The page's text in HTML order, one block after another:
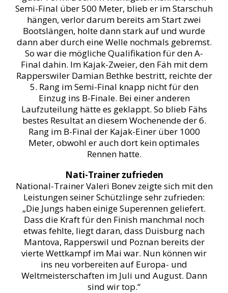
Semi-Final über 500 Meter, blieb er im Starschuh
hängen, verlor darum bereits am Start zwei
Bootslängen, holte dann stark auf und wurde
dann aber durch eine Welle nochmals gebremst.
So war die mögliche Qualifikation für den A-
Final dahin. Im Kajak-Zweier, den Fäh mit dem
Rapperswiler Damian Bethke bestritt, reichte der
5. Rang im Semi-Final knapp nicht für den
Einzug ins B-Finale. Bei einer anderen
Laufzuteilung hätte es geklappt. So blieb Fähs
bestes Resultat an diesem Wochenende der 6.
Rang im B-Final der Kajak-Einer über 1000
Meter, obwohl er auch dort kein optimales
Rennen hatte.
Nati-Trainer zufrieden
National-Trainer Valeri Bonev zeigte sich mit den
Leistungen seiner Schützlinge sehr zufrieden:
„Die Jungs haben einige Superennen geliefert.
Dass die Kraft für den Finish manchmal noch
etwas fehlte, liegt daran, dass Duisburg nach
Mantova, Rapperswil und Poznan bereits der
vierte Wettkampf im Mai war. Nun können wir
ins neu vorbereiten auf Europa- und
Weltmeisterschaften im Juli und August. Dann
sind wir top.“